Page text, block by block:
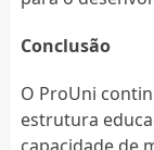
Conclusão
O ProUni
estrutura
capacidade de